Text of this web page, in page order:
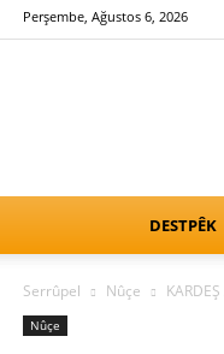
Perşembe, Ağustos 6, 2026
DESTPÊK
Serrûpel Nûçe
Nûçe